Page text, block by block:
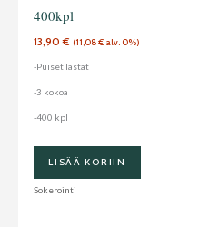
400kpl
13,90€ (11,08€ alv. 0%)
-Puiset lastat
-3 kokoa
-400 kpl
LISÄÄ KORIIN
Sokerointi